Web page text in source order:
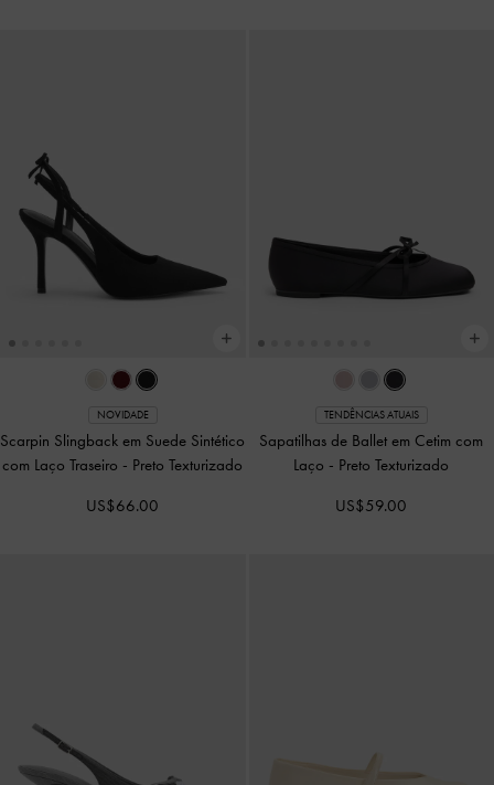
NOVIDADE
Scarpin Slingback em Suede Sintético
com Laço Traseiro - Preto Texturizado
US$66.00
TENDÊNCIAS ATUAIS
Sapatilhas de Ballet em Cetim com
Laço - Preto Texturizado
US$59.00